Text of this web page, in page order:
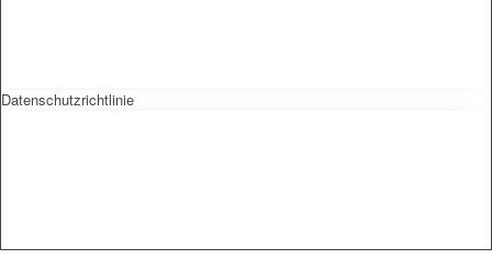
Datenschutzrichtlinie